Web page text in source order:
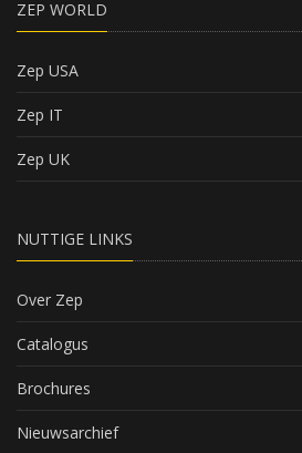
ZEP WORLD
Zep USA
Zep IT
Zep UK
NUTTIGE LINKS
Over Zep
Catalogus
Brochures
Nieuwsarchief